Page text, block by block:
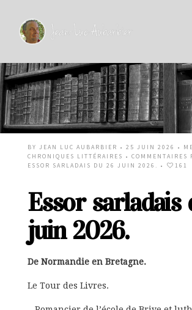
BY JEAN LUC AUBARBIER • 25 JUIN 2026 •
CHRONIQUES LITTÉRAIRES • COMMENTAIRES
ESSOR SARLADAIS DU 26 JUIN 2026. • 161
Essor sarladais
juin 2026.
De Normandie en Bretagne.
Le Tour des Livres.